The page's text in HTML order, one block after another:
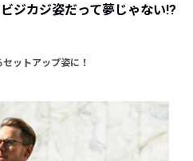
ジカジ姿だって夢じゃない!?
ットアップ姿に！